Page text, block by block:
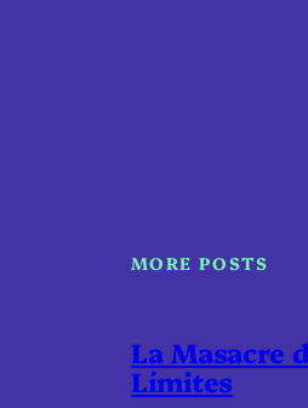
MORE POSTS
La Masacre
Límites